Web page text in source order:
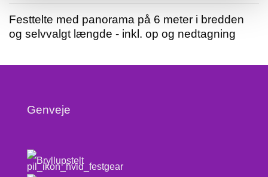
Festtelte med panorama på 6 meter i bredden
og selvvalgt længde - inkl. op og nedtagning
Genveje
Bryllupstelt